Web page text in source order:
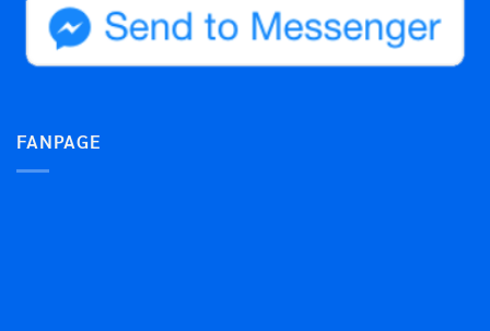
FANPAGE